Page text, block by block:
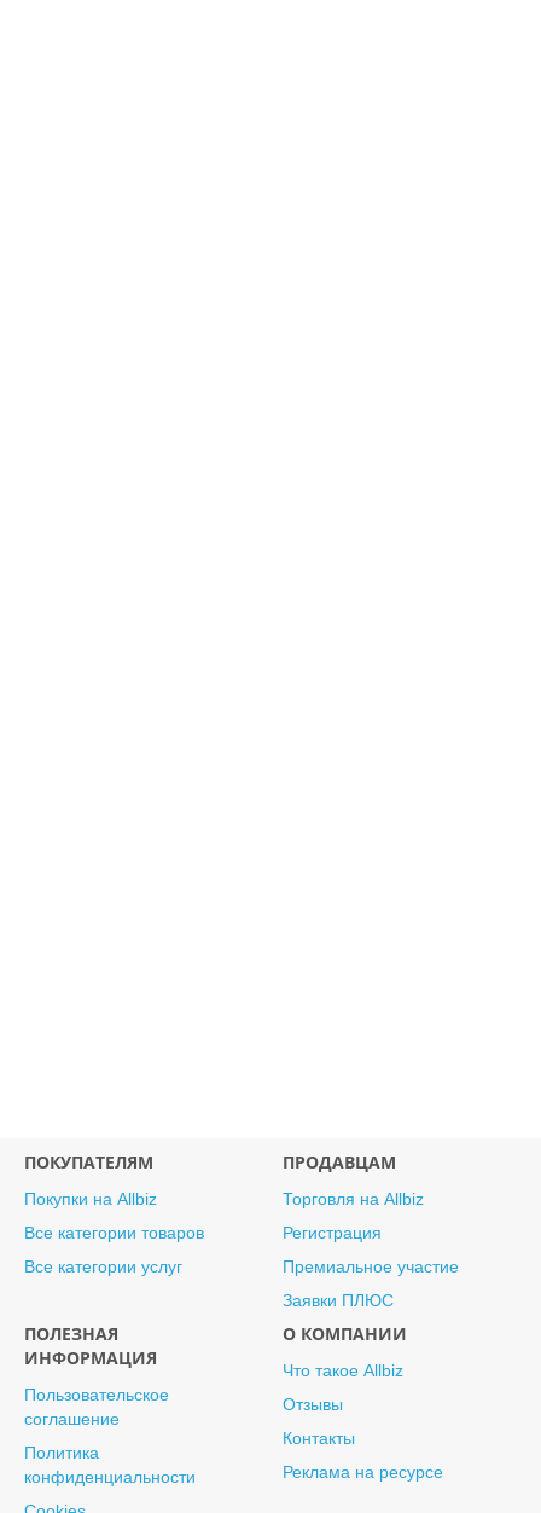
ПОКУПАТЕЛЯМ
Покупки на Allbiz
Все категории товаров
Все категории услуг
ПРОДАВЦАМ
Торговля на Allbiz
Регистрация
Премиальное участие
Заявки ПЛЮС
ПОЛЕЗНАЯ
ИНФОРМАЦИЯ
Пользовательское
соглашение
Политика
конфиденциальности
О КОМПАНИИ
Что такое Allbiz
Отзывы
Контакты
Реклама на ресурсе